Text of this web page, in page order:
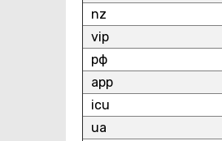
nz
vip
рф
app
icu
ua